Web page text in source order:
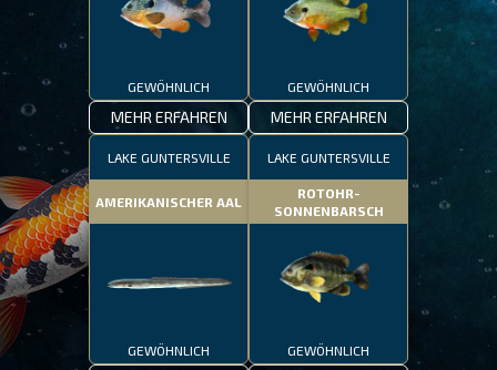
GEWÖHNLICH
MEHR ERFAHREN
GEWÖHNLICH
MEHR ERFAHREN
LAKE GUNTERSVILLE
AMERIKANISCHER AAL
GEWÖHNLICH
LAKE GUNTERSVILLE
ROTOHR-
SONNENBARSCH
GEWÖHNLICH